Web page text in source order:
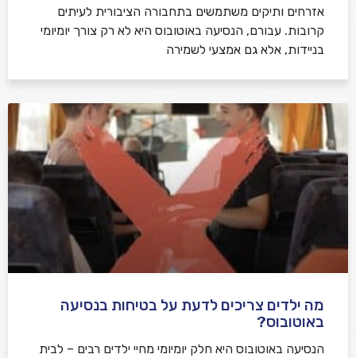
אזרחים ותיקים משתמשים בתחבורה הציבורית לעיתים
קרובות. עבורם, הנסיעה באוטובוס היא לא רק צורך יומיומי
בניידות, אלא גם אמצעי לשמירה
מה ילדים צריכים לדעת על בטיחות בנסיעה
באוטובוס?
הנסיעה באוטובוס היא חלק יומיומי מחיי ילדים רבים – לבית